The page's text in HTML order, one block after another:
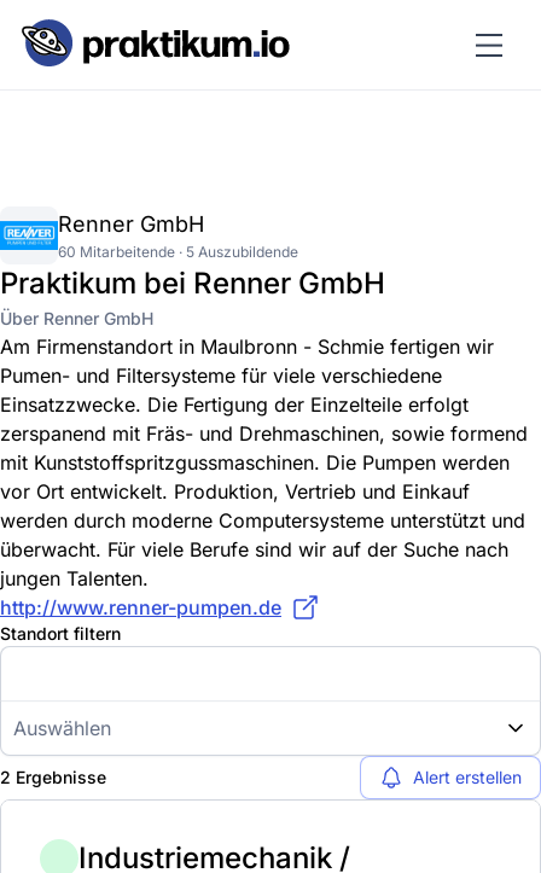
Renner GmbH
60 Mitarbeitende · 5 Auszubildende
Praktikum bei Renner GmbH
Über Renner GmbH
Am Firmenstandort in Maulbronn - Schmie fertigen wir
Pumen- und Filtersysteme für viele verschiedene
Einsatzzwecke. Die Fertigung der Einzelteile erfolgt
zerspanend mit Fräs- und Drehmaschinen, sowie formend
mit Kunststoffspritzgussmaschinen. Die Pumpen werden
vor Ort entwickelt. Produktion, Vertrieb und Einkauf
werden durch moderne Computersysteme unterstützt und
überwacht. Für viele Berufe sind wir auf der Suche nach
jungen Talenten.
http://www.renner-pumpen.de
Standort filtern
Auswählen
2 Ergebnisse Alert erstellen
Industriemechanik /